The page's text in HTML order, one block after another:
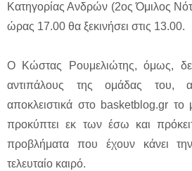
Κατηγορίας Ανδρών (2ος Όμιλος
ώρας 17.00 θα ξεκινήσει στις 13.00.
Ο Κώστας Ρουμελιώτης, όμως,
αντιπάλους της ομάδας του,
αποκλειστικά στο basketblog.gr το
προκύπτει εκ των έσω και
προβλήματα που έχουν κάνει
τελευταίο καιρό.